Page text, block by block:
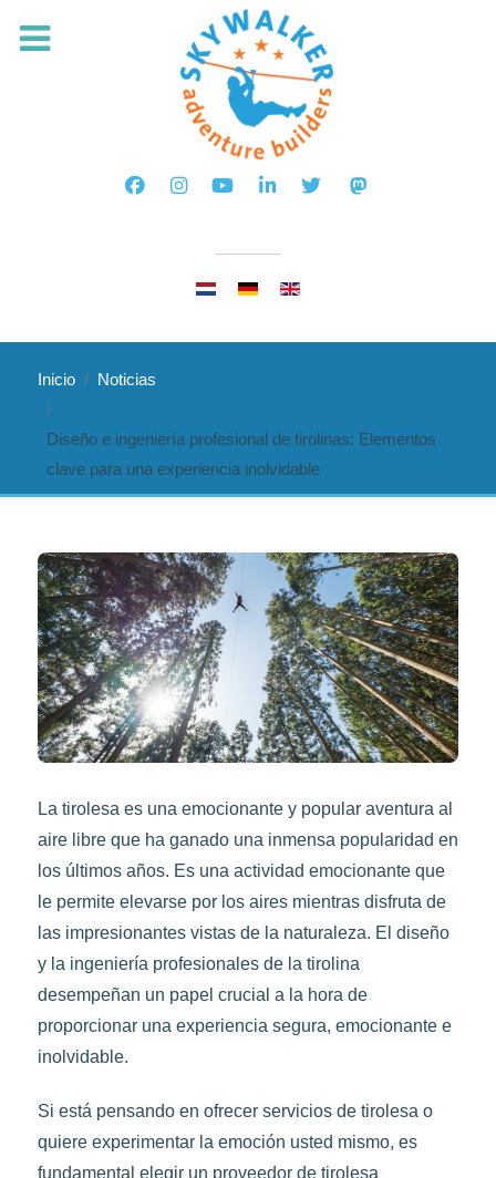
Inicio Noticias
Diseño e ingeniería profesional de tirolinas: Elementos
clave para una experiencia inolvidable
La tirolesa es una emocionante y popular aventura al
aire libre que ha ganado una inmensa popularidad en
los últimos años. Es una actividad emocionante que
le permite elevarse por los aires mientras disfruta de
las impresionantes vistas de la naturaleza. El diseño
y la ingeniería profesionales de la tirolina
desempeñan un papel crucial a la hora de
proporcionar una experiencia segura, emocionante e
inolvidable.
Si está pensando en ofrecer servicios de tirolesa o
quiere experimentar la emoción usted mismo, es
fundamental elegir un proveedor de tirolesa